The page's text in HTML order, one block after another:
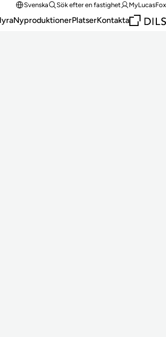
Svenska Sök efter en fastighet MyLucasFox
NyproduktionerPlatserKontakta